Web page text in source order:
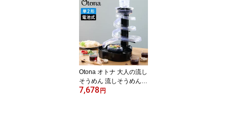
える タッセル付き 遮熱
断熱 保温 節電 省エネ U
Vカット 防音 幅100 150
丈90 110 135 178 200
無地【送料無料】
Otona オトナ 大人の流し
そうめん 流しそうめん機
薬味ポケット付き 卓上
7,678円